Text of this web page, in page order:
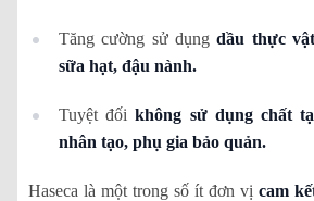
Tăng cường sử dụngdầu thực
sữa hạt, đậu nành.
Tuyệt đốikhông sử dụng chất
nhân tạo, phụ gia bảo quản.
Haseca là một trong số ít đơn vị cam